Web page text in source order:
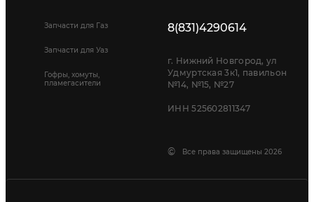
Запчасти для Газ
Запчасти для Уаз
Гофры, хомуты,
пламегасители
8(831)4290614
г. Нижний Новгород, ул
Удмуртская 3к1, павильон
№14, №15, №27
ИНН 525602811347
© Все права защищены 2026